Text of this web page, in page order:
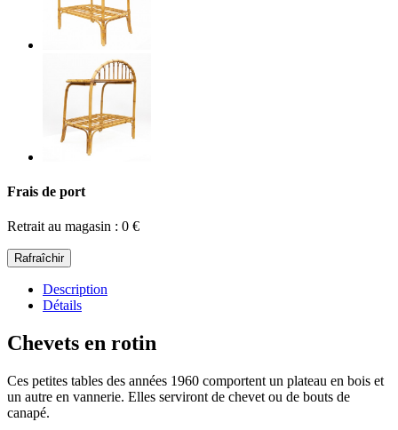
Frais de port
Retrait au magasin : 0 €
Description
Détails
Chevets en rotin
Ces petites tables des années 1960 comportent un plateau en bois et
un autre en vannerie. Elles serviront de chevet ou de bouts de
canapé.